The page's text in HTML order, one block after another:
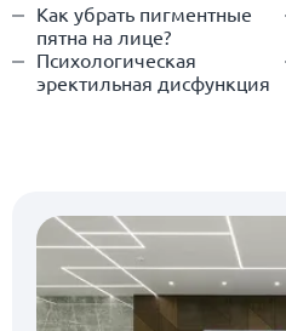
Как убрать пигментные
пятна на лице?
Психологическая
эректильная дисфункция